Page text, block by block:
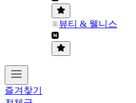
뷰티 & 웰니스
즐겨찾기